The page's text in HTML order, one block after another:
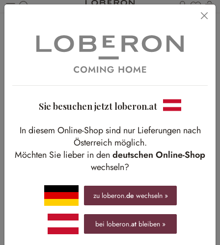
Du
Winterträume in Creme
Helle Nuancen gegen den Winterblues
Sie besuchen jetzt loberon.at
In diesem Online-Shop sind nur Lieferungen nach
Österreich möglich.
Möchten Sie lieber in den deutschen Online-Shop
wechseln?
zu loberon.de wechseln »
bei loberon.at bleiben »